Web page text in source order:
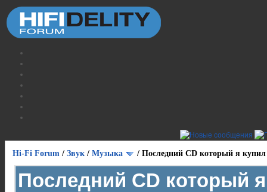
Hi-Fi Forum / Звук / Музыка / Последний CD который я купил
Последний CD который я